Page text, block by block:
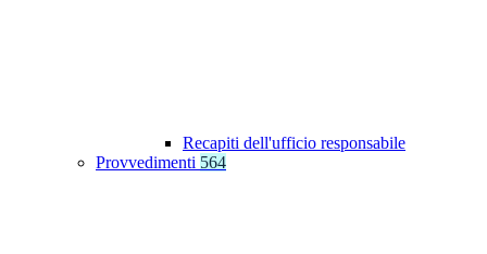
Recapiti dell'ufficio responsabile
Provvedimenti 564